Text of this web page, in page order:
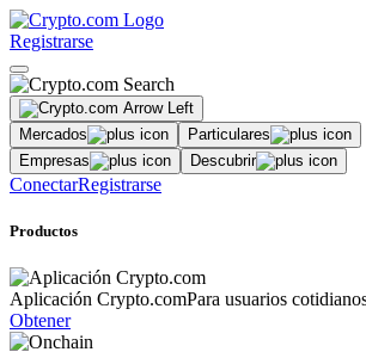
Registrarse
Mercados
Particulares
Empresas
Descubrir
ConectarRegistrarse
Productos
Aplicación Crypto.comPara usuarios
Obtener